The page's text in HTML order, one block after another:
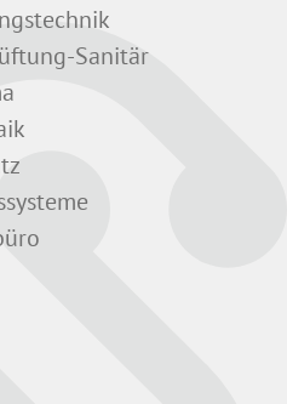
Sanitär